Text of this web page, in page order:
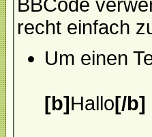
BBCode
recht einfach
Um einen
[b]Hallo[/b]